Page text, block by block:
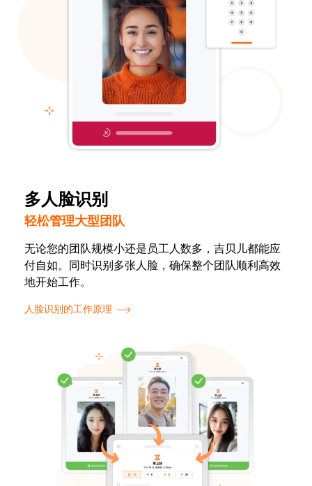
多人脸识别
轻松管理大型团队
无论您的团队规模小还是员工人数多，吉贝儿都能应
付自如。同时识别多张人脸，确保整个团队顺利高效
地开始工作。
人脸识别的工作原理